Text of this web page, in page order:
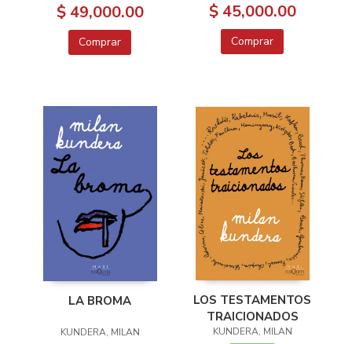
$ 49,000.00
Comprar
$ 45,000.00
Comprar
LA BROMA
KUNDERA, MILAN
LOS TESTAMENTOS
TRAICIONADOS
KUNDERA, MILAN